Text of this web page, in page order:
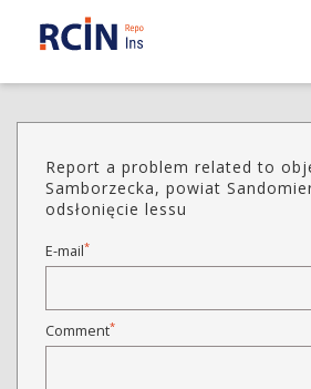
Report a problem related to
Samborzecka, powiat
odsłonięcie lessu
E-mail*
Comment*